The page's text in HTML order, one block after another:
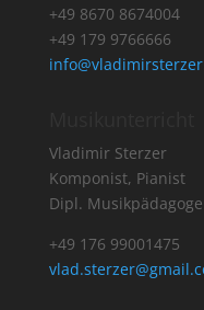
+49 8670 8674004
+49 179 9766666
Vladimir Sterzer
Komponist, Pianist
Dipl. Musikpädagoge
+49 176 99001475